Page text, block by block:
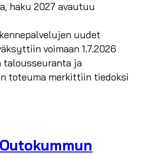
haku 2027 avautuu
uudet
voimaan 1.7.2026
talousseuranta ja
toteuma merkittiin tiedoksi